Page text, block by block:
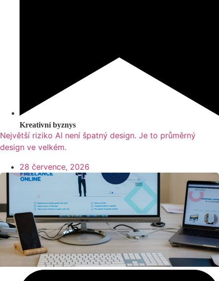
Kreativní byznys
Největší riziko AI není špatný design. Je to průměrný
design ve velkém.
28 července, 2026